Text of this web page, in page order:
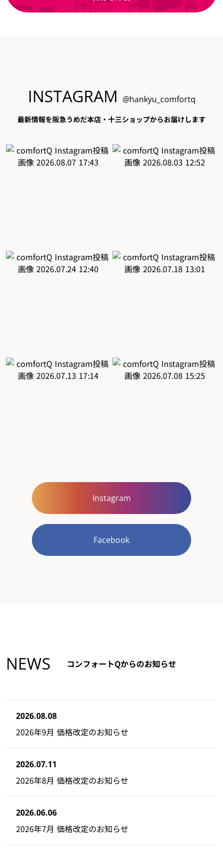
INSTAGRAM @hankyu_comfortq
最新情報を阪急うめだ本店・十三ショップからお届けします
Instagram
Facebook
NEWS コンフォートQからのお知らせ
2026.08.08
2026年9月 価格改定のお知らせ
2026.07.11
2026年8月 価格改定のお知らせ
2026.06.06
2026年7月 価格改定のお知らせ